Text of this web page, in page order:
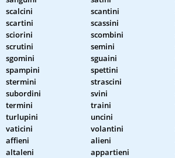
scalcini
scantini
scartini
scassini
sciorini
scombini
scrutini
semini
sgomini
sguaini
spampini
spettini
stermini
strascini
subordini
svini
termini
traini
turlupini
uncini
vaticini
volantini
affieni
alieni
altaleni
appartieni